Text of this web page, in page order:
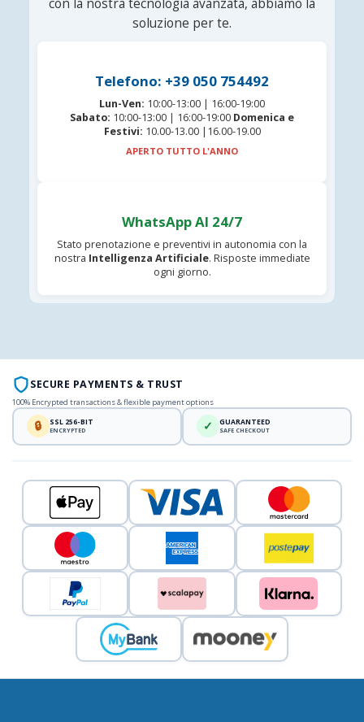
soluzione per te.
Telefono: +39 050 754492
Lun-Ven: 10:00-13:00 | 16:00-19:00
Sabato: 10:00-13:00 | 16:00-19:00 Domenica e
Festivi: 10.00-13.00 |16.00-19.00
APERTO TUTTO L'ANNO
WhatsApp AI 24/7
Stato prenotazione e preventivi in autonomia con la
nostra Intelligenza Artificiale. Risposte immediate
ogni giorno.
SECURE PAYMENTS & TRUST
100% Encrypted transactions & flexible payment options
🔒 SSL 256-BIT
ENCRYPTED ✓ GUARANTEED
SAFE CHECKOUT